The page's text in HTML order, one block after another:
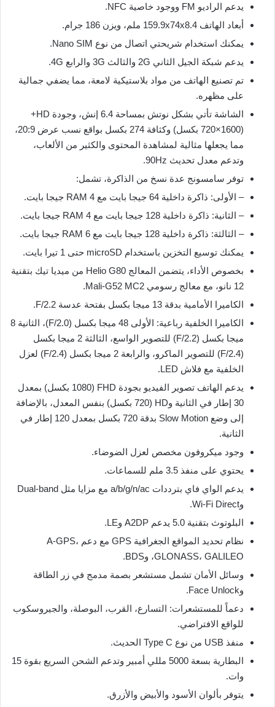
يدعم الراديو FM ووجود خاصية NFC.
أبعاد الهاتف 159.9x74x8.4 ملم، ويزن 186 جرام.
يمكنك استخدام شريحتي اتصال من نوع Nano SIM.
يدعم شبكة الجيل الثاني 2G والثالث 3G والرابع 4G.
تم تصنيع الهاتف من مواد بلاستيكية لامعة، مما يضفي جمالية
على مظهره.
الشاشة تأتي بشكل نوتش بمساحة 6.4 إنش، وجودة HD+
(720×1600 بكسل) وكثافة 274 بكسل بواقع نسب عرض 20:9،
مما يجعلها مثالية لمشاهدة المحتوى والكثير من الألعاب،
وتدعم معدل تحديث 90Hz.
توفر سامسونج عدة نسخ من الذاكرة، تشمل:
– الأولى: ذاكرة داخلية 64 جيجا بايت مع RAM 4 جيجا بايت.
– الثانية: ذاكرة داخلية 128 جيجا بايت مع RAM 4 جيجا بايت.
– الثالثة: ذاكرة داخلية 128 جيجا بايت مع RAM 6 جيجا بايت.
يمكنك توسيع التخزين باستخدام microSD حتى 1 تيرا بايت.
بخصوص الأداء، يتضمن المعالج Helio G80 من ميديا تيك بتقنية
12 نانو، مع معالج رسومي Mali-G52 MC2.
الكاميرا الأمامية بدقة 13 ميجا بكسل بفتحة عدسة F/2.2.
الكاميرا الخلفية رباعية: الأولى 48 ميجا بكسل (F/2.0)، الثانية 8
ميجا بكسل (F/2.2) للتصوير الواسع، الثالثة 2 ميجا بكسل
(F/2.4) للتصوير الماكرو، والرابعة 2 ميجا بكسل (F/2.4) لعزل
الخلفية مع فلاش LED.
يدعم الهاتف تصوير الفيديو بجودة FHD (1080 بكسل) بمعدل
30 إطار في الثانية وHD (720 بكسل) بنفس المعدل، بالإضافة
إلى وضع Slow Motion بدقة 720 بكسل بمعدل 120 إطار في
الثانية.
وجود ميكروفون مخصص لعزل الضوضاء.
يحتوي على منفذ 3.5 ملم للسماعات.
يدعم الواي فاي بترددات a/b/g/n/ac مع مزايا مثل Dual-band
وWi-Fi Direct.
البلوتوث بتقنية 5.0 يدعم A2DP وLE.
نظام تحديد المواقع الجغرافية GPS مع دعم A-GPS،
GLONASS، GALILEO، وBDS.
وسائل الأمان تشمل مستشعر بصمة مدمج في زر الطاقة
وFace Unlock.
دعماً للمستشعرات: التسارع، القرب، البوصلة، والجيروسكوب
للواقع الافتراضي.
منفذ USB من نوع Type C الحديث.
البطارية بسعة 5000 مللي أمبير وتدعم الشحن السريع بقوة 15
وات.
يتوفر بألوان الأسود والأبيض والأزرق.